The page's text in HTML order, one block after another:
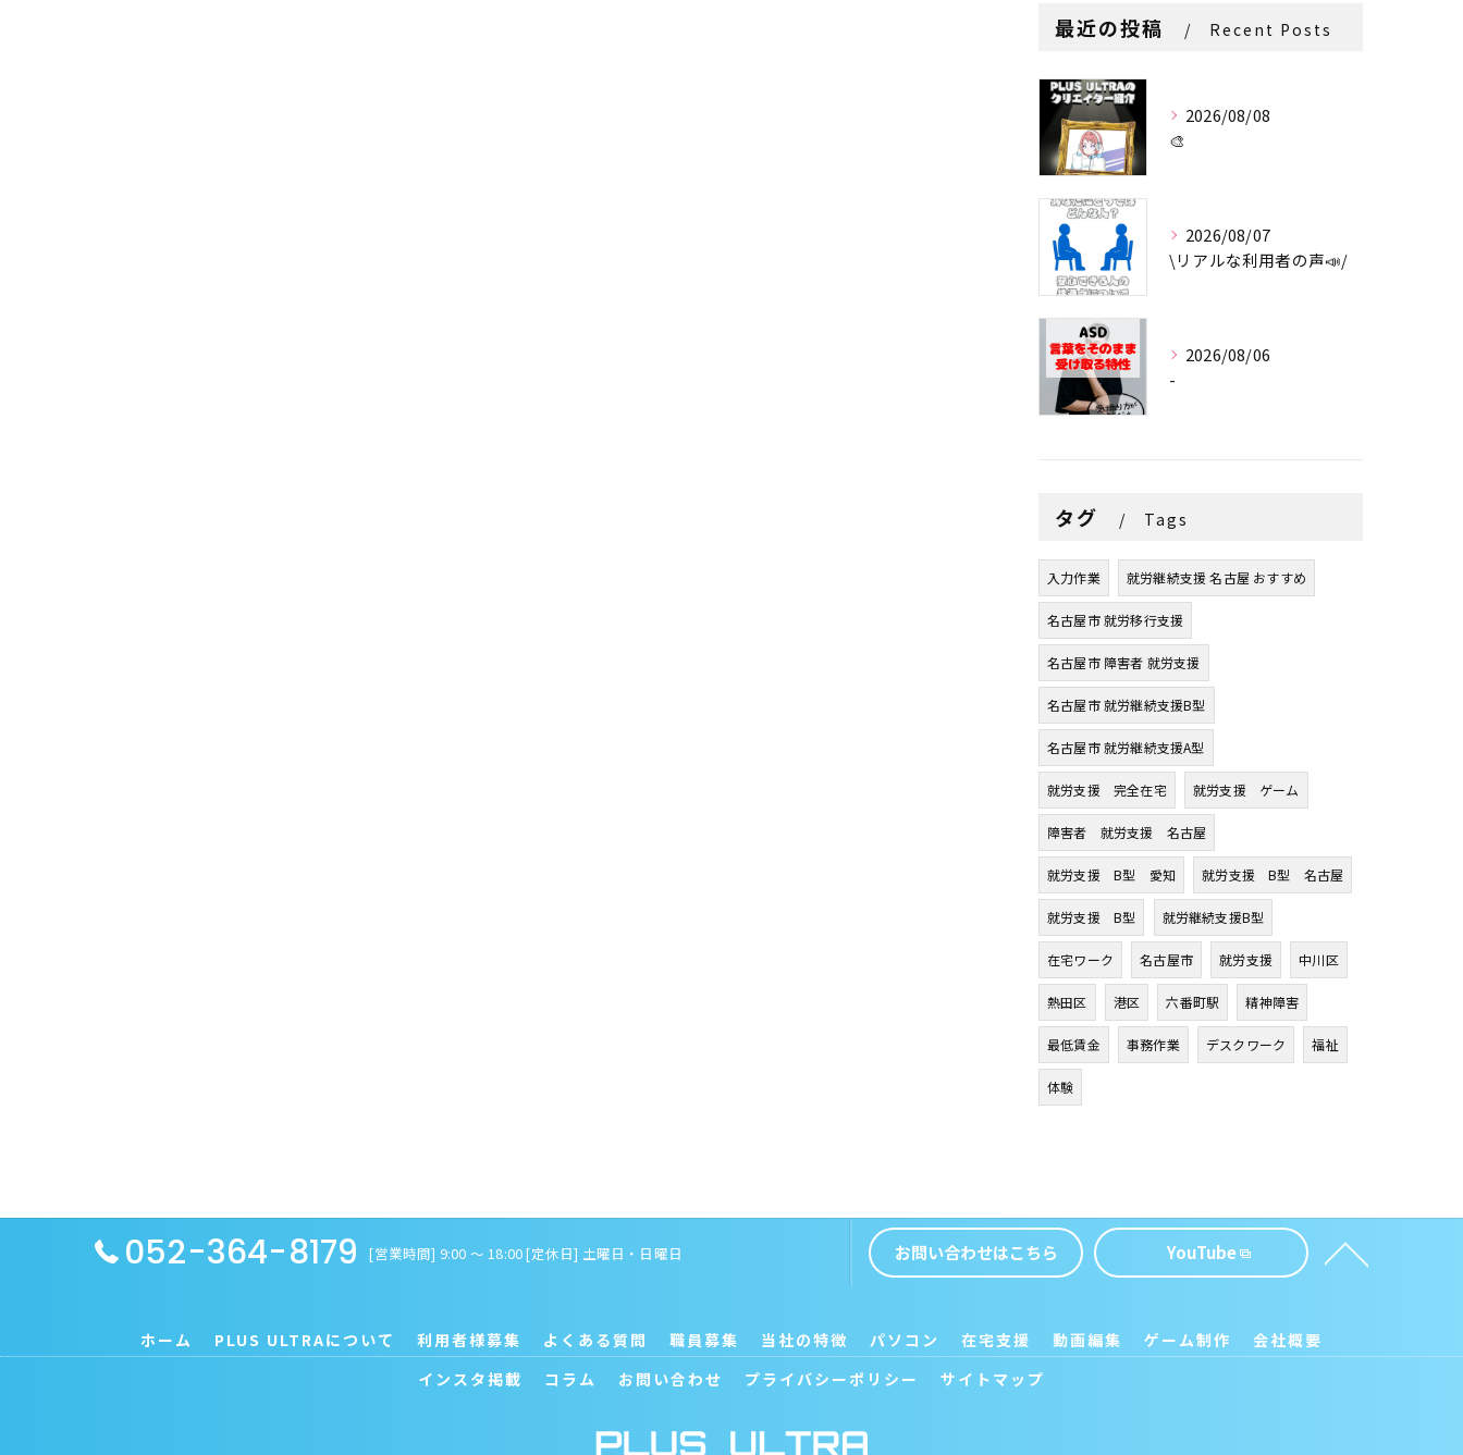
最近の投稿 Recent Posts
2026/08/08
🎨
2026/08/07
\リアルな利用者の声📣/
2026/08/06
-
タグ Tags
入力作業 就労継続支援 名古屋 おすすめ
名古屋市 就労移行支援
名古屋市 障害者 就労支援
名古屋市 就労継続支援B型
名古屋市 就労継続支援A型
就労支援 完全在宅 就労支援 ゲーム
障害者 就労支援 名古屋
就労支援 B型 愛知 就労支援 B型 名古屋
就労支援 B型 就労継続支援B型
在宅ワーク 名古屋市 就労支援 中川区
熱田区 港区 六番町駅 精神障害
最低賃金 事務作業 デスクワーク 福祉
体験
052-364-8179 [営業時間] 9:00 ～ 18:00 [定休日] 土曜日・日曜日 お問い合わせはこちら YouTube
ホーム PLUS ULTRAについて 利用者様募集 よくある質問 職員募集 当社の特徴 パソコン 在宅支援 動画編集 ゲーム制作
会社概要
インスタ掲載
コラム お問い合わせ プライバシーポリシー サイトマップ